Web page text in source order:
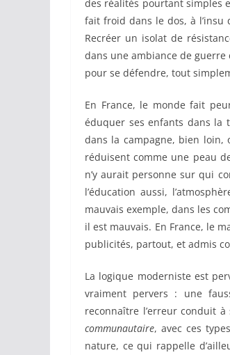
des réalités pourtant simples
fait froid dans le dos, à l’insu
Recréer un isolat de
dans une ambiance de
pour se défendre, tout
En France, le monde fait
éduquer ses enfants dans la
dans la campagne, bien loin,
réduisent comme une peau
n’y aurait personne sur qui
l’éducation aussi,
mauvais exemple, dans les
il est mauvais. En France, le
publicités, partout, et admis
La logique moderniste est
vraiment pervers : une
reconnaître l’erreur conduit
communautaire, avec ces
nature, ce qui rappelle